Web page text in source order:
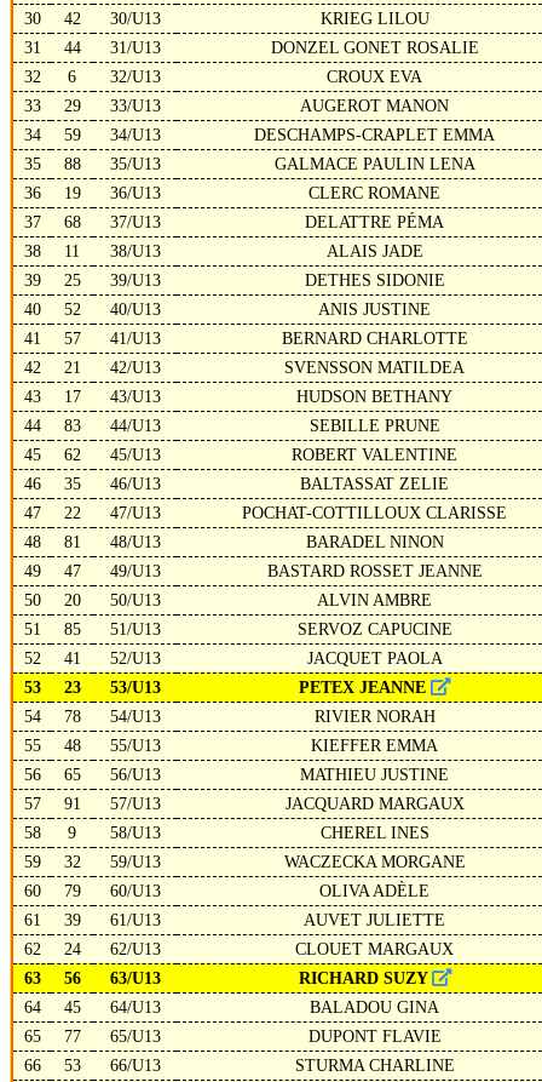
30
42 30/U13
KRIEG LILOU
31
44 31/U13
DONZEL GONET ROSALIE
32
6 32/U13
CROUX EVA
33
29 33/U13
AUGEROT MANON
34
59 34/U13
DESCHAMPS-CRAPLET EMMA
35
88 35/U13
GALMACE PAULIN LENA
36
19 36/U13
CLERC ROMANE
37
68 37/U13
DELATTRE PÉMA
38
11 38/U13
ALAIS JADE
39
25 39/U13
DETHES SIDONIE
40
52 40/U13
ANIS JUSTINE
41
57 41/U13
BERNARD CHARLOTTE
42
21 42/U13
SVENSSON MATILDEA
43
17 43/U13
HUDSON BETHANY
44
83 44/U13
SEBILLE PRUNE
45
62 45/U13
ROBERT VALENTINE
46
35 46/U13
BALTASSAT ZELIE
47
22 47/U13
POCHAT-COTTILLOUX CLARISSE
48
81 48/U13
BARADEL NINON
49
47 49/U13
BASTARD ROSSET JEANNE
50
20 50/U13
ALVIN AMBRE
51
85 51/U13
SERVOZ CAPUCINE
52
41 52/U13
JACQUET PAOLA
53
23 53/U13
PETEX JEANNE
54
78 54/U13
RIVIER NORAH
55
48 55/U13
KIEFFER EMMA
56
65 56/U13
MATHIEU JUSTINE
57
91 57/U13
JACQUARD MARGAUX
58
9 58/U13
CHEREL INES
59
32 59/U13
WACZECKA MORGANE
60
79 60/U13
OLIVA ADÈLE
61
39 61/U13
AUVET JULIETTE
62
24 62/U13
CLOUET MARGAUX
63
56 63/U13
RICHARD SUZY
64
45 64/U13
BALADOU GINA
65
77 65/U13
DUPONT FLAVIE
66
53 66/U13
STURMA CHARLINE